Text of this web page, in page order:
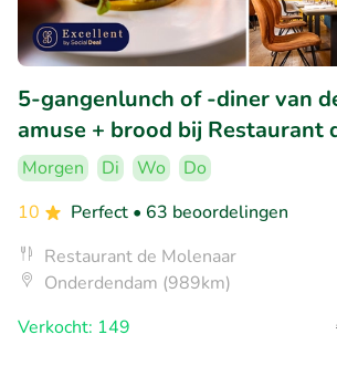
5-gangenlunch of -diner van
amuse + brood bij Restaurant
Morgen Di Wo
Do
10
Perfect • 63 beoordelingen
Restaurant de Molenaar
Onderdendam (989km)
Verkocht: 149